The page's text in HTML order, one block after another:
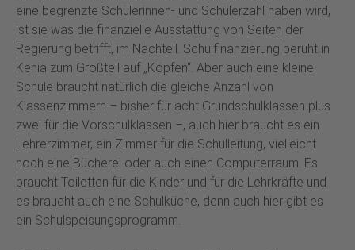
eine begrenzte Schülerinnen- und Schülerzahl haben wird,
ist sie was die finanzielle Ausstattung von Seiten der
Regierung betrifft, im Nachteil. Schulfinanzierung beruht in
Kenia zum Großteil auf „Köpfen“. Aber auch eine kleine
Schule braucht natürlich die gleiche Anzahl von
Klassenzimmern – bisher für acht Grundschulklassen plus
zwei für die Vorschulklassen –, auch hier braucht es ein
Lehrerzimmer, ein Zimmer für die Schulleitung, vielleicht
noch eine Bücherei oder auch einen Computerraum. Es
braucht Toiletten für die Kinder und für die Lehrkräfte und
es braucht auch eine Schulküche, denn auch hier gibt es
ein Schulspeisungsprogramm.